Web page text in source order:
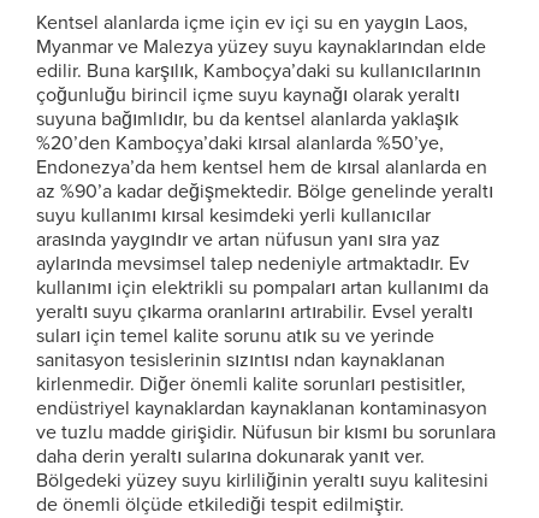
Kentsel alanlarda içme için ev içi su en yaygın Laos,
Myanmar ve Malezya yüzey suyu kaynaklarından elde
edilir. Buna karşılık, Kamboçya’daki su kullanıcılarının
çoğunluğu birincil içme suyu kaynağı olarak yeraltı
suyuna bağımlıdır, bu da kentsel alanlarda yaklaşık
%20’den Kamboçya’daki kırsal alanlarda %50’ye,
Endonezya’da hem kentsel hem de kırsal alanlarda en
az %90’a kadar değişmektedir. Bölge genelinde yeraltı
suyu kullanımı kırsal kesimdeki yerli kullanıcılar
arasında yaygındır ve artan nüfusun yanı sıra yaz
aylarında mevsimsel talep nedeniyle artmaktadır. Ev
kullanımı için elektrikli su pompaları artan kullanımı da
yeraltı suyu çıkarma oranlarını artırabilir. Evsel yeraltı
suları için temel kalite sorunu atık su ve yerinde
sanitasyon tesislerinin sızıntısı ndan kaynaklanan
kirlenmedir. Diğer önemli kalite sorunları pestisitler,
endüstriyel kaynaklardan kaynaklanan kontaminasyon
ve tuzlu madde girişidir. Nüfusun bir kısmı bu sorunlara
daha derin yeraltı sularına dokunarak yanıt ver.
Bölgedeki yüzey suyu kirliliğinin yeraltı suyu kalitesini
de önemli ölçüde etkilediği tespit edilmiştir.